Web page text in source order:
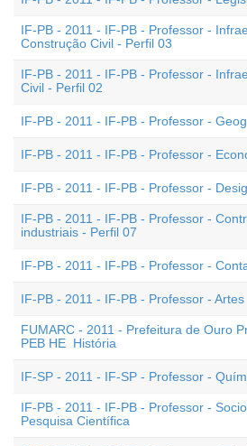
IF-PB - 2011 - IF-PB - Professor -
Construção Civil - Perfil 03
IF-PB - 2011 - IF-PB - Professor -
Civil - Perfil 02
IF-PB - 2011 - IF-PB - Professor -
IF-PB - 2011 - IF-PB - Professor -
IF-PB - 2011 - IF-PB - Professor -
IF-PB - 2011 - IF-PB - Professor -
industriais - Perfil 07
IF-PB - 2011 - IF-PB - Professor -
IF-PB - 2011 - IF-PB - Professor - Artes
FUMARC - 2011 - Prefeitura de Ouro
PEB HE  História
IF-SP - 2011 - IF-SP - Professor -
IF-PB - 2011 - IF-PB - Professor -
Pesquisa Científica